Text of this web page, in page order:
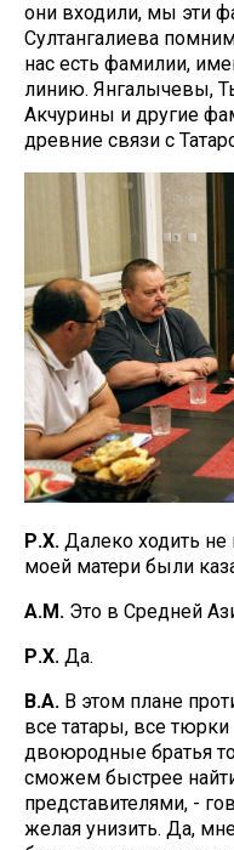
они входили, мы эти
Султангалиева
нас есть фамилии,
линию. Янгалычевы,
Акчурины и другие
древние связи с
Р.Х. Далеко ходить
моей матери были
А.М. Это в Средней
Р.Х. Да.
В.А. В этом плане
все татары, все
двоюродные братья
сможем быстрее
представителями, -
желая унизить. Да,